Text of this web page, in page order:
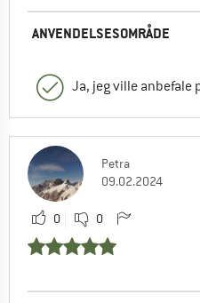
ANVENDELSESOMRÅDE
Ja, jeg ville anbefale
Petra
09.02.2024
0 0